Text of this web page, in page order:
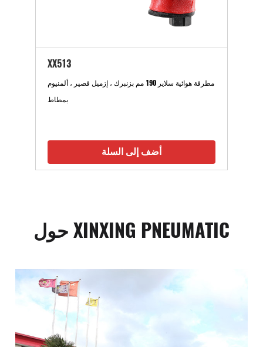
XX513
مطرقة هوائية سلاير 190 مم بزنبرك ، إزميل قصير ، ألمنيوم
بمطاط
أضف إلى السلة
حول XINXING PNEUMATIC